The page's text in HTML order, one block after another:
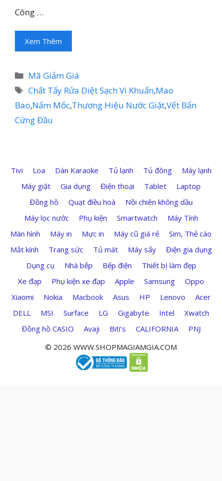
Công …
Xem Thêm
Danh
mục
Mã Giảm Giá
Thẻ
Chất Tẩy Rửa Diệt Sạch Vi Khuẩn,Mao
Bao,Nấm Mốc,Thương Hiệu Nước Giặt,Vết Bẩn
Cứng Đầu
Tivi Loa Dàn Karaoke Tủ lạnh Tủ đông
Máy lạnh
Máy giặt
Gia dụng Điện thoại Tablet
Laptop
Đồng hồ
Quạt điều hoà
Nồi chiên không dầu
Máy lọc nước
Phụ kiện Smartwatch
Máy Tính
Màn hình
Máy in Mực in Máy cũ giá rẻ
Sim, Thẻ cào
Mắt kính
Trang sức Tủ mát Máy sấy
Điện gia dụng
Dụng cụ
Nhà bếp Bếp điện
Thiết bị làm đẹp
Xe đạp
Phụ kiện xe đạp Apple Samsung
Oppo
Xiaomi
Nokia Macbook Asus HP Lenovo
Acer
DELL
MSI Surface LG Gigabyte Intel
Xwatch
Đồng hồ CASIO
Avaji Biti’s CALIFORNIA
PNJ
© 2026 WWW.SHOPMAGIAMGIA.COM